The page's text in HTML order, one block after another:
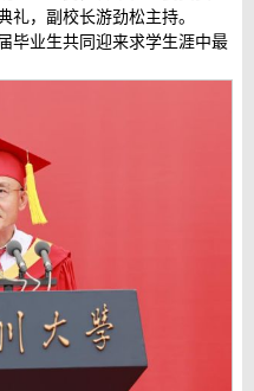
礼，副校长游劲松主持。
毕业生共同迎来求学生涯中最